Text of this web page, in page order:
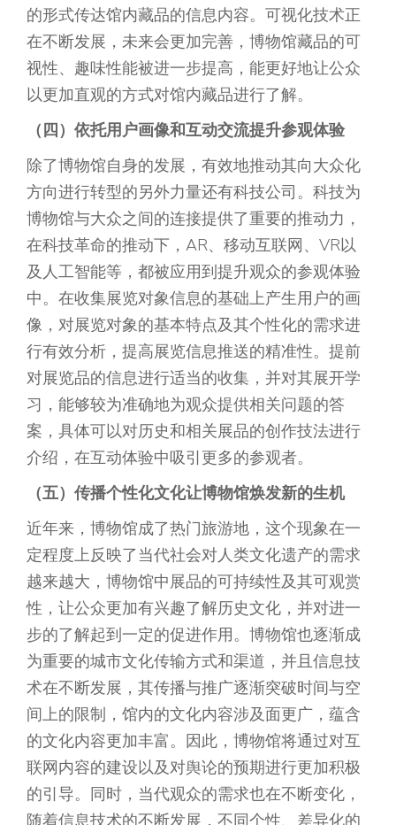
的形式传达馆内藏品的信息内容。可视化技术正
在不断发展，未来会更加完善，博物馆藏品的可
视性、趣味性能被进一步提高，能更好地让公众
以更加直观的方式对馆内藏品进行了解。
（四）依托用户画像和互动交流提升参观体验
除了博物馆自身的发展，有效地推动其向大众化
方向进行转型的另外力量还有科技公司。科技为
博物馆与大众之间的连接提供了重要的推动力，
在科技革命的推动下，AR、移动互联网、VR以
及人工智能等，都被应用到提升观众的参观体验
中。在收集展览对象信息的基础上产生用户的画
像，对展览对象的基本特点及其个性化的需求进
行有效分析，提高展览信息推送的精准性。提前
对展览品的信息进行适当的收集，并对其展开学
习，能够较为准确地为观众提供相关问题的答
案，具体可以对历史和相关展品的创作技法进行
介绍，在互动体验中吸引更多的参观者。
（五）传播个性化文化让博物馆焕发新的生机
近年来，博物馆成了热门旅游地，这个现象在一
定程度上反映了当代社会对人类文化遗产的需求
越来越大，博物馆中展品的可持续性及其可观赏
性，让公众更加有兴趣了解历史文化，并对进一
步的了解起到一定的促进作用。博物馆也逐渐成
为重要的城市文化传输方式和渠道，并且信息技
术在不断发展，其传播与推广逐渐突破时间与空
间上的限制，馆内的文化内容涉及面更广，蕴含
的文化内容更加丰富。因此，博物馆将通过对互
联网内容的建设以及对舆论的预期进行更加积极
的引导。同时，当代观众的需求也在不断变化，
随着信息技术的不断发展，不同个性、差异化的